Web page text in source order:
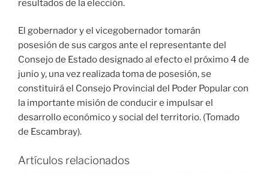
resultados de la elección.
El gobernador y el vicegobernador tomarán
posesión de sus cargos ante el representante del
Consejo de Estado designado al efecto el próximo 4 de
junio y, una vez realizada toma de posesión, se
constituirá el Consejo Provincial del Poder Popular con
la importante misión de conducir e impulsar el
desarrollo económico y social del territorio. (Tomado
de Escambray).
Artículos relacionados